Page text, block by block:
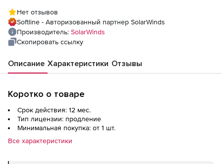
Нет отзывов
Softline - Авторизованный партнер SolarWinds
Производитель: SolarWinds
Скопировать ссылку
Описание Характеристики Отзывы
Коротко о товаре
Срок действия: 12 мес.
Тип лицензии: продление
Минимальная покупка: от 1 шт.
Все характеристики